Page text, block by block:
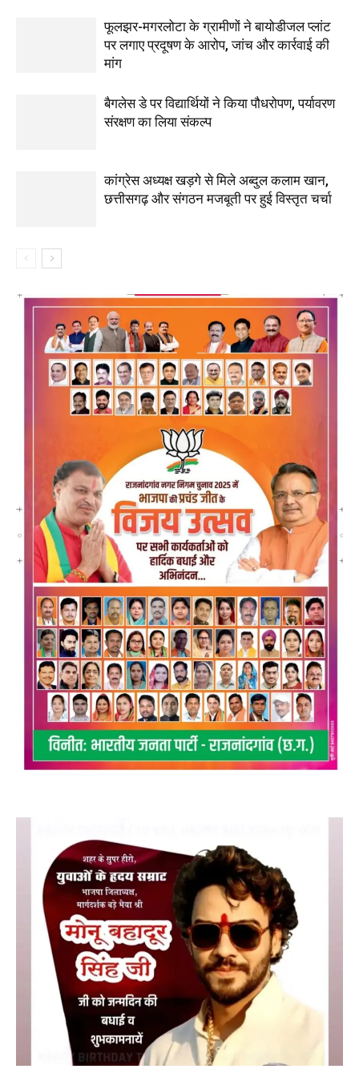
फूलझर-मगरलोटा के ग्रामीणों ने बायोडीजल प्लांट
पर लगाए प्रदूषण के आरोप, जांच और कार्रवाई की
मांग
बैगलेस डे पर विद्यार्थियों ने किया पौधरोपण, पर्यावरण
संरक्षण का लिया संकल्प
कांग्रेस अध्यक्ष खड़गे से मिले अब्दुल कलाम खान,
छत्तीसगढ़ और संगठन मजबूती पर हुई विस्तृत चर्चा